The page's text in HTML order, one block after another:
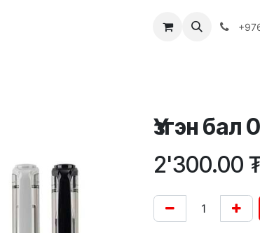
Хямдрал ♻️ Эко шогол
Үзгэн
2'300.00